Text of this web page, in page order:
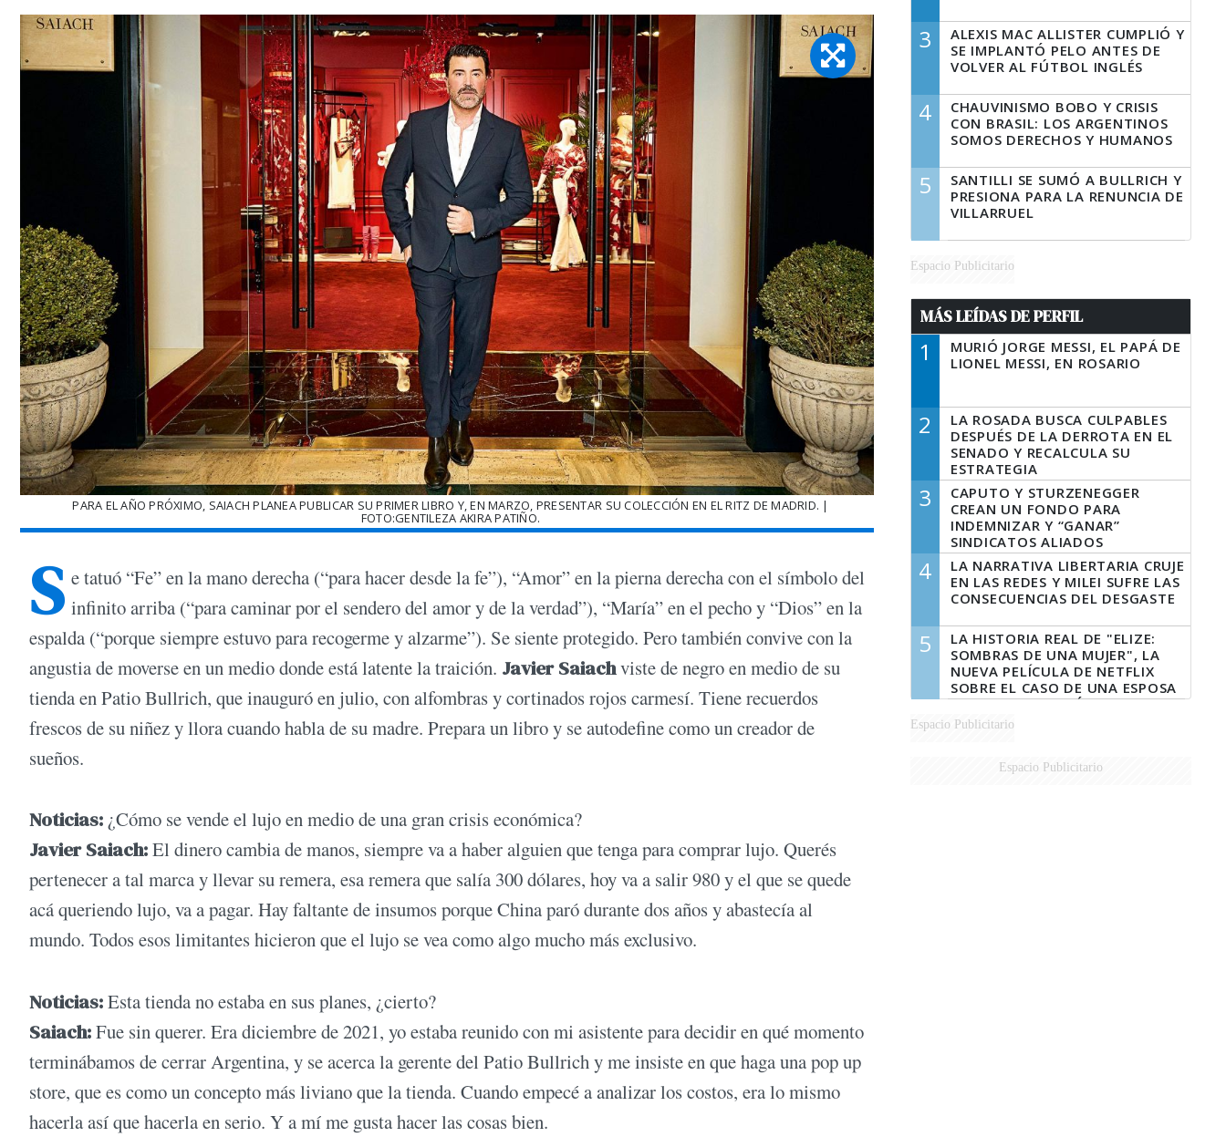
PARA EL AÑO PRÓXIMO, SAIACH PLANEA PUBLICAR SU PRIMER LIBRO Y, EN MARZO, PRESENTAR SU COLECCIÓN EN EL RITZ DE MADRID. |
FOTO:GENTILEZA AKIRA PATIÑO.
S e tatuó “Fe” en la mano derecha (“para hacer desde la fe”), “Amor” en la pierna derecha con el símbolo del
infinito arriba (“para caminar por el sendero del amor y de la verdad”), “María” en el pecho y “Dios” en la
espalda (“porque siempre estuvo para recogerme y alzarme”). Se siente protegido. Pero también convive con la
angustia de moverse en un medio donde está latente la traición. Javier Saiachviste de negro en medio de su
tienda en Patio Bullrich, que inauguró en julio, con alfombras y cortinados rojos carmesí. Tiene recuerdos
frescos de su niñez y llora cuando habla de su madre. Prepara un libro y se autodefine como un creador de
sueños.
Noticias: ¿Cómo se vende el lujo en medio de una gran crisis económica?
Javier Saiach:El dinero cambia de manos, siempre va a haber alguien que tenga para comprar lujo. Querés
pertenecer a tal marca y llevar su remera, esa remera que salía 300 dólares, hoy va a salir 980 y el que se quede
acá queriendo lujo, va a pagar. Hay faltante de insumos porque China paró durante dos años y abastecía al
mundo. Todos esos limitantes hicieron que el lujo se vea como algo mucho más exclusivo.
Noticias:Esta tienda no estaba en sus planes, ¿cierto?
Saiach:Fue sin querer. Era diciembre de 2021, yo estaba reunido con mi asistente para decidir en qué momento
terminábamos de cerrar Argentina, y se acerca la gerente del Patio Bullrich y me insiste en que haga una pop up
store, que es como un concepto más liviano que la tienda. Cuando empecé a analizar los costos, era lo mismo
hacerla así que hacerla en serio. Y a mí me gusta hacer las cosas bien.
3
ALEXIS MAC ALLISTER CUMPLIÓ Y
SE IMPLANTÓ PELO ANTES DE
VOLVER AL FÚTBOL INGLÉS
4
CHAUVINISMO BOBO Y CRISIS
CON BRASIL: LOS ARGENTINOS
SOMOS DERECHOS Y HUMANOS
5
SANTILLI SE SUMÓ A BULLRICH Y
PRESIONA PARA LA RENUNCIA DE
VILLARRUEL
Espacio Publicitario
MÁS LEÍDAS DE PERFIL
1
MURIÓ JORGE MESSI, EL PAPÁ DE
LIONEL MESSI, EN ROSARIO
2
LA ROSADA BUSCA CULPABLES
DESPUÉS DE LA DERROTA EN EL
SENADO Y RECALCULA SU
ESTRATEGIA
3
CAPUTO Y STURZENEGGER
CREAN UN FONDO PARA
INDEMNIZAR Y “GANAR”
SINDICATOS ALIADOS
4
LA NARRATIVA LIBERTARIA CRUJE
EN LAS REDES Y MILEI SUFRE LAS
CONSECUENCIAS DEL DESGASTE
5
LA HISTORIA REAL DE "ELIZE:
SOMBRAS DE UNA MUJER", LA
NUEVA PELÍCULA DE NETFLIX
SOBRE EL CASO DE UNA ESPOSA
QUE DESCUARTIZÓ A SU
MARIDO
Espacio Publicitario
Espacio Publicitario